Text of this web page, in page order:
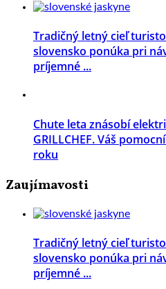
Tradičný letný cieľ
slovensko ponúka pri
príjemné ...
Chute leta znásobí
GRILLCHEF. Váš
roku
Zaujímavosti
Tradičný letný cieľ
slovensko ponúka pri
príjemné ...